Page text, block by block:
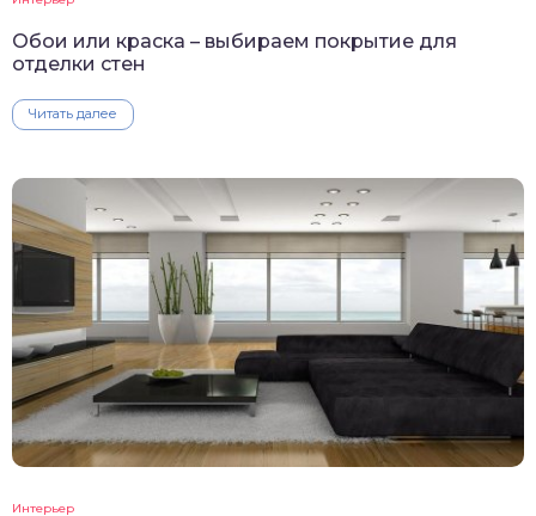
Обои или краска – выбираем покрытие для
отделки стен
Читать далее
Интерьер